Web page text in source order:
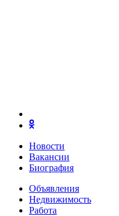
Новости
Вакансии
Биография
Объявления
Недвижимость
Работа